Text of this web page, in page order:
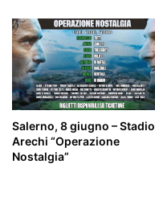
Salerno, 8 giugno – Stadio
Arechi “Operazione
Nostalgia”